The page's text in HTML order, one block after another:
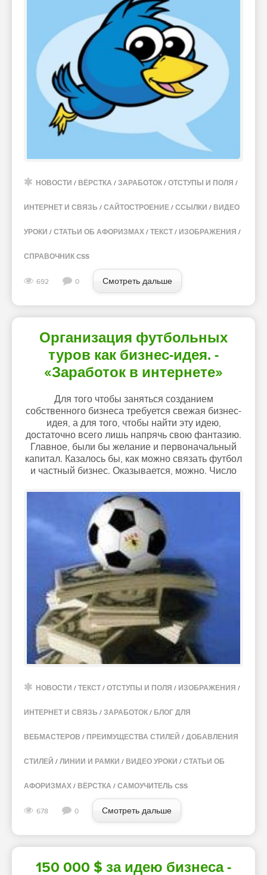
НОВОСТИ / ВЁРСТКА / ЗАРАБОТОК / ОТСТУПЫ И ПОЛЯ /
ИНТЕРНЕТ И СВЯЗЬ / САЙТОСТРОЕНИЕ / ССЫЛКИ / ВИДЕО
УРОКИ / СТАТЬИ ОБ АФОРИЗМАХ / ТЕКСТ / ИЗОБРАЖЕНИЯ /
СПРАВОЧНИК CSS
692 0 Смотреть дальше
Организация футбольных
туров как бизнес-идея. -
«Заработок в интернете»
Для того чтобы заняться созданием
собственного бизнеса требуется свежая бизнес-
идея, а для того, чтобы найти эту идею,
достаточно всего лишь напрячь свою фантазию.
Главное, были бы желание и первоначальный
капитал. Казалось бы, как можно связать футбол
и частный бизнес. Оказывается, можно. Число
НОВОСТИ / ТЕКСТ / ОТСТУПЫ И ПОЛЯ / ИЗОБРАЖЕНИЯ /
ИНТЕРНЕТ И СВЯЗЬ / ЗАРАБОТОК / БЛОГ ДЛЯ
ВЕБМАСТЕРОВ / ПРЕИМУЩЕСТВА СТИЛЕЙ / ДОБАВЛЕНИЯ
СТИЛЕЙ / ЛИНИИ И РАМКИ / ВИДЕО УРОКИ / СТАТЬИ ОБ
АФОРИЗМАХ / ВЁРСТКА / САМОУЧИТЕЛЬ CSS
678 0 Смотреть дальше
150 000 $ за идею бизнеса -